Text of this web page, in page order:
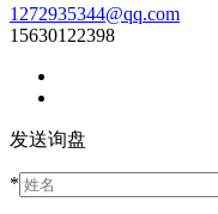
1272935344@qq.com
15630122398
发送询盘
*